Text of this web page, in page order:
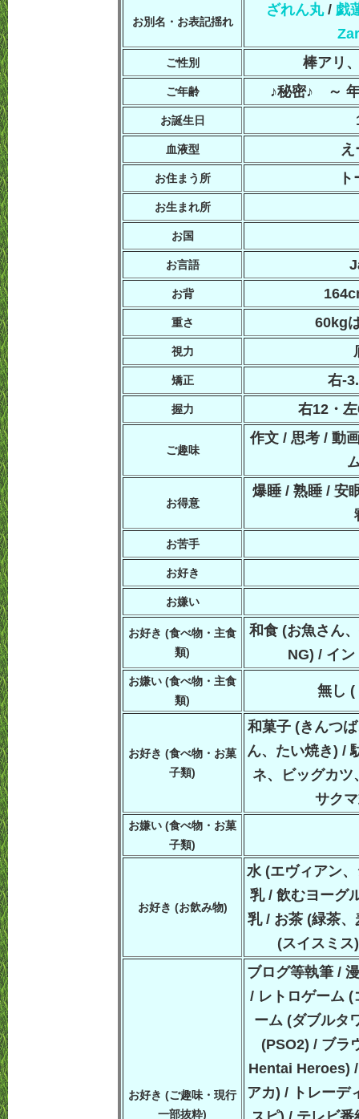
お別名・お表記揺れ
ざれん丸/ 戯
ご性別 棒アリ
ご年齢 ♪秘密♪ ～
お誕生日
血液型
お住まう所
お生まれ所
お国
お言語
お背
重さ 60kg
視力
矯正 右-
握力 右12・
ご趣味
作文 / 思考 / 動
お得意
爆睡 / 熟睡 / 安
お苦手
お好き
お嫌い
お好き (食べ物・主食
類)
和食 (お魚さん
NG) / イ
お嫌い (食べ物・主食
類)
無し (
お好き (食べ物・お菓
子類)
和菓子 (きんつ
ん、たい焼き) /
ネ、ビッグカツ
サク
お嫌い (食べ物・お菓
子類)
お好き (お飲み物)
水 (エヴィアン
乳 / 飲むヨーグ
乳 / お茶 (緑茶
(スイスミ
お好き (ご趣味・現行
一部抜粋)
ブログ等執筆 /
/ レトロゲーム (
ーム (ダブルタ
(PSO2) / ブラ
Hentai Heroes)
アカ) / トレーデ